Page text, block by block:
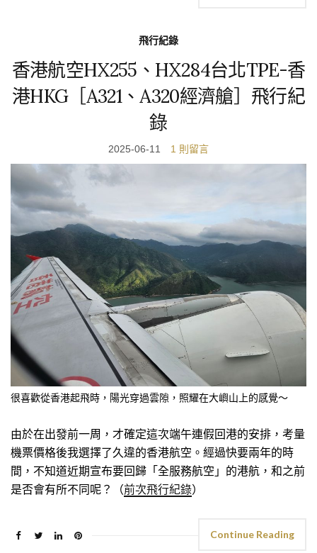
飛行紀錄
香港航空HX255、HX284台北TPE-香
港HKG［A321、A320經濟艙］飛行紀
錄
2025-06-11 1 則留言
很喜歡從香港起飛時，陽光穿過雲隙，照耀在大嶼山上的感覺～
由於在出發前一周，才確定這次端午連假回港的安排，考量
機票價格後我選擇了久違的香港航空。經過快要兩年的時
間，不知道近期宣布要回歸「全服務航空」的港航，和之前
是否會有所不同呢？（前次飛行紀錄）
Continue Reading